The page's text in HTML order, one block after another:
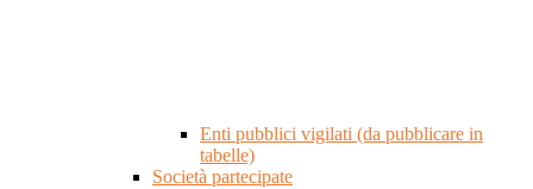
Enti pubblici vigilati (da pubblicare in
tabelle)
Società partecipate